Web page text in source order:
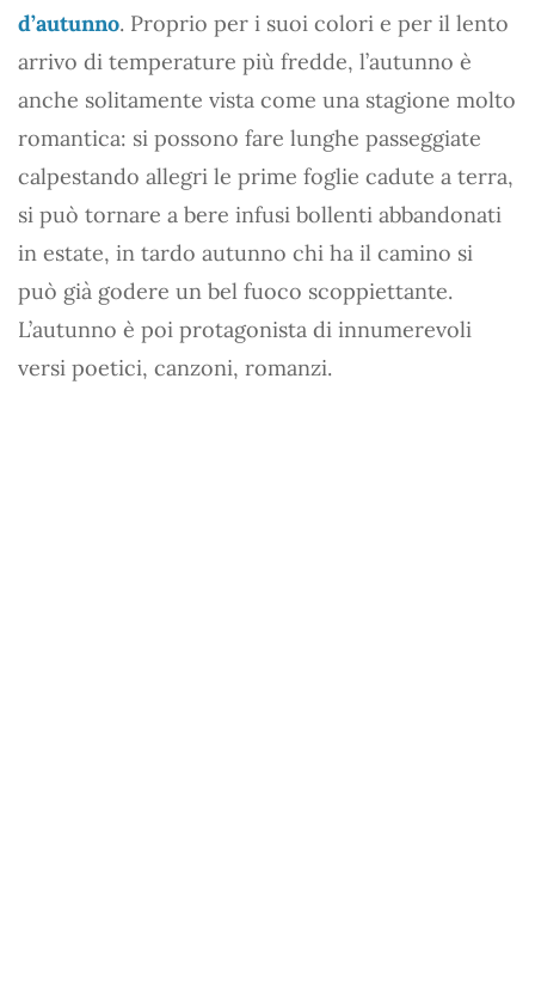
d’autunno. Proprio per i suoi colori e per il lento
arrivo di temperature più fredde, l’autunno è
anche solitamente vista come una stagione molto
romantica: si possono fare lunghe passeggiate
calpestando allegri le prime foglie cadute a terra,
si può tornare a bere infusi bollenti abbandonati
in estate, in tardo autunno chi ha il camino si
può già godere un bel fuoco scoppiettante.
L’autunno è poi protagonista di innumerevoli
versi poetici, canzoni, romanzi.